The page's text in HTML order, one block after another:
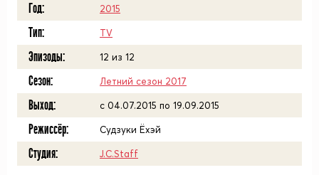
Год: 2015
Тип: TV
Эпизоды: 12 из 12
Сезон: Летний сезон 2017
Выход: c 04.07.2015 по 19.09.2015
Режиссёр: Судзуки Ёхэй
Студия: J.C.Staff